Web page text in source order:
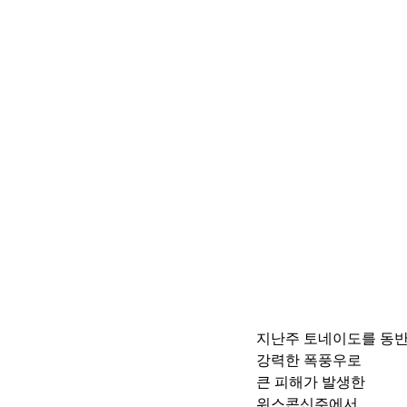
지난주 토네이도를 동
강력한 폭풍우로
큰 피해가 발생한